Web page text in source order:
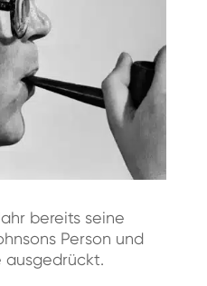
bereits seine
Person und
ausgedrückt.